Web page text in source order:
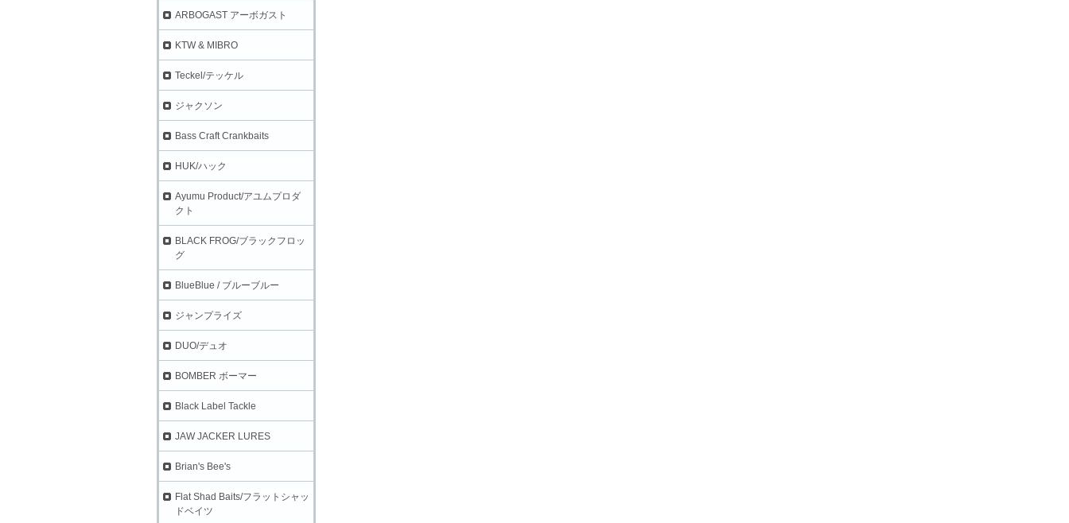
ARBOGAST アーボガスト
KTW & MIBRO
Teckel/テッケル
ジャクソン
Bass Craft Crankbaits
HUK/ハック
Ayumu Product/アユムプロダ
クト
BLACK FROG/ブラックフロッ
グ
BlueBlue / ブルーブルー
ジャンプライズ
DUO/デュオ
BOMBER ボーマー
Black Label Tackle
JAW JACKER LURES
Brian's Bee's
Flat Shad Baits/フラットシャッ
ドベイツ